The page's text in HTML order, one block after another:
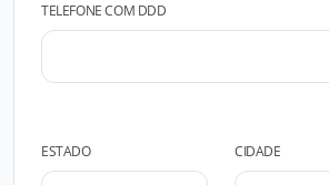
TELEFONE COM DDD
ESTADO CIDADE